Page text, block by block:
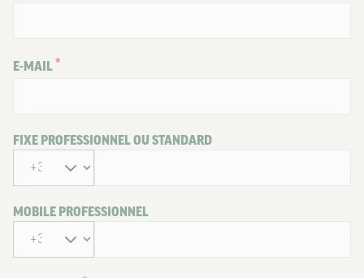
E-MAIL
FIXE PROFESSIONNEL OU STANDARD
MOBILE PROFESSIONNEL